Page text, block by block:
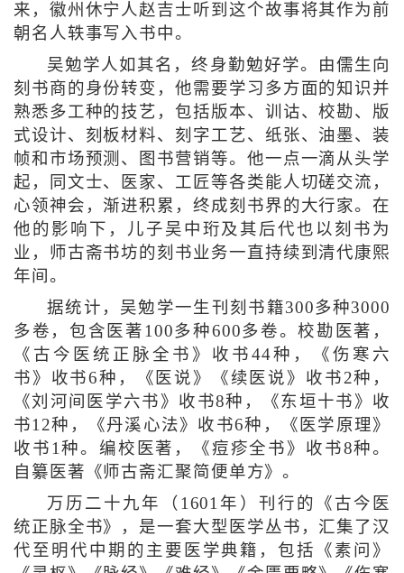
来，徽州休宁人赵吉士听到这个故事将其作为前
朝名人轶事写入书中。
吴勉学人如其名，终身勤勉好学。由儒生向
刻书商的身份转变，他需要学习多方面的知识并
熟悉多工种的技艺，包括版本、训诂、校勘、版
式设计、刻板材料、刻字工艺、纸张、油墨、装
帧和市场预测、图书营销等。他一点一滴从头学
起，同文士、医家、工匠等各类能人切磋交流，
心领神会，渐进积累，终成刻书界的大行家。在
他的影响下，儿子吴中珩及其后代也以刻书为
业，师古斋书坊的刻书业务一直持续到清代康熙
年间。
据统计，吴勉学一生刊刻书籍300多种3000
多卷，包含医著100多种600多卷。校勘医著，
《古今医统正脉全书》收书44种，《伤寒六
书》收书6种，《医说》《续医说》收书2种，
《刘河间医学六书》收书8种，《东垣十书》收
书12种，《丹溪心法》收书6种，《医学原理》
收书1种。编校医著，《痘疹全书》收书8种。
自纂医著《师古斋汇聚简便单方》。
万历二十九年（1601年）刊行的《古今医
统正脉全书》，是一套大型医学丛书，汇集了汉
代至明代中期的主要医学典籍，包括《素问》